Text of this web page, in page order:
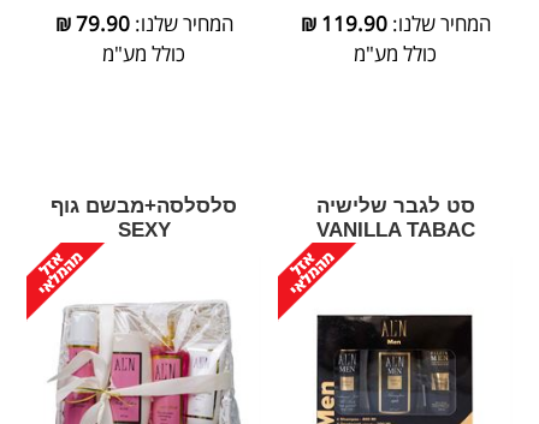
המחיר שלנו:119.90
₪
כולל מע"מ
המחיר שלנו:79.90
₪
כולל מע"מ
סט לגבר שלישיה
VANILLA TABAC
סלסלסה+מבשם גוף
SEXY